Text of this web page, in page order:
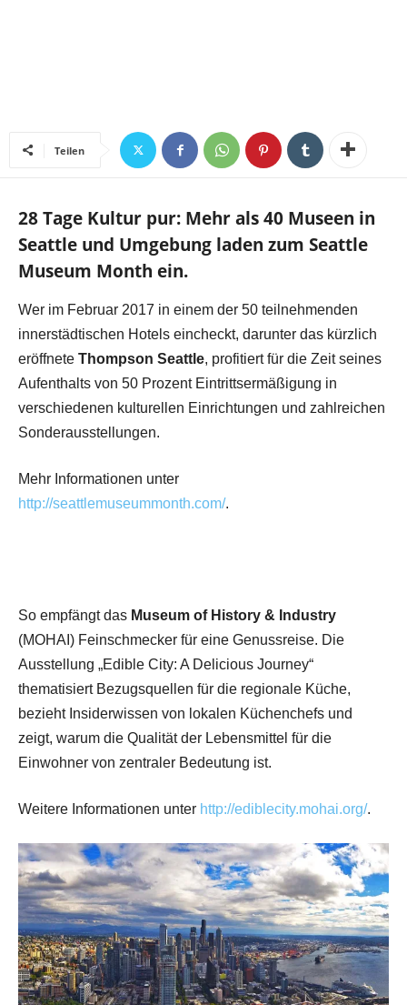
Teilen
28 Tage Kultur pur: Mehr als 40 Museen in
Seattle und Umgebung laden zum Seattle
Museum Month ein.
Wer im Februar 2017 in einem der 50 teilnehmenden
innerstädtischen Hotels eincheckt, darunter das kürzlich
eröffnete Thompson Seattle, profitiert für die Zeit seines
Aufenthalts von 50 Prozent Eintrittsermäßigung in
verschiedenen kulturellen Einrichtungen und zahlreichen
Sonderausstellungen.
Mehr Informationen unter
http://seattlemuseummonth.com/.
So empfängt das Museum of History & Industry
(MOHAI) Feinschmecker für eine Genussreise. Die
Ausstellung „Edible City: A Delicious Journey“
thematisiert Bezugsquellen für die regionale Küche,
bezieht Insiderwissen von lokalen Küchenchefs und
zeigt, warum die Qualität der Lebensmittel für die
Einwohner von zentraler Bedeutung ist.
Weitere Informationen unter http://ediblecity.mohai.org/.